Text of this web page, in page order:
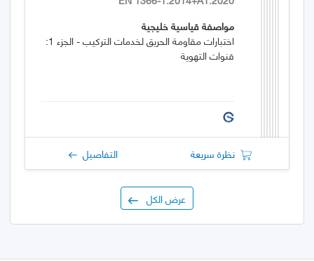
مواصفة قياسية خليجية
اختبارات مقاومة الحريق لخدمات التركيب - الجزء 1:
قنوات التهوية
نظرة سريعة التفاصيل
عرض الكل